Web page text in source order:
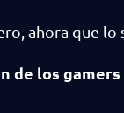
ahora que lo
de los